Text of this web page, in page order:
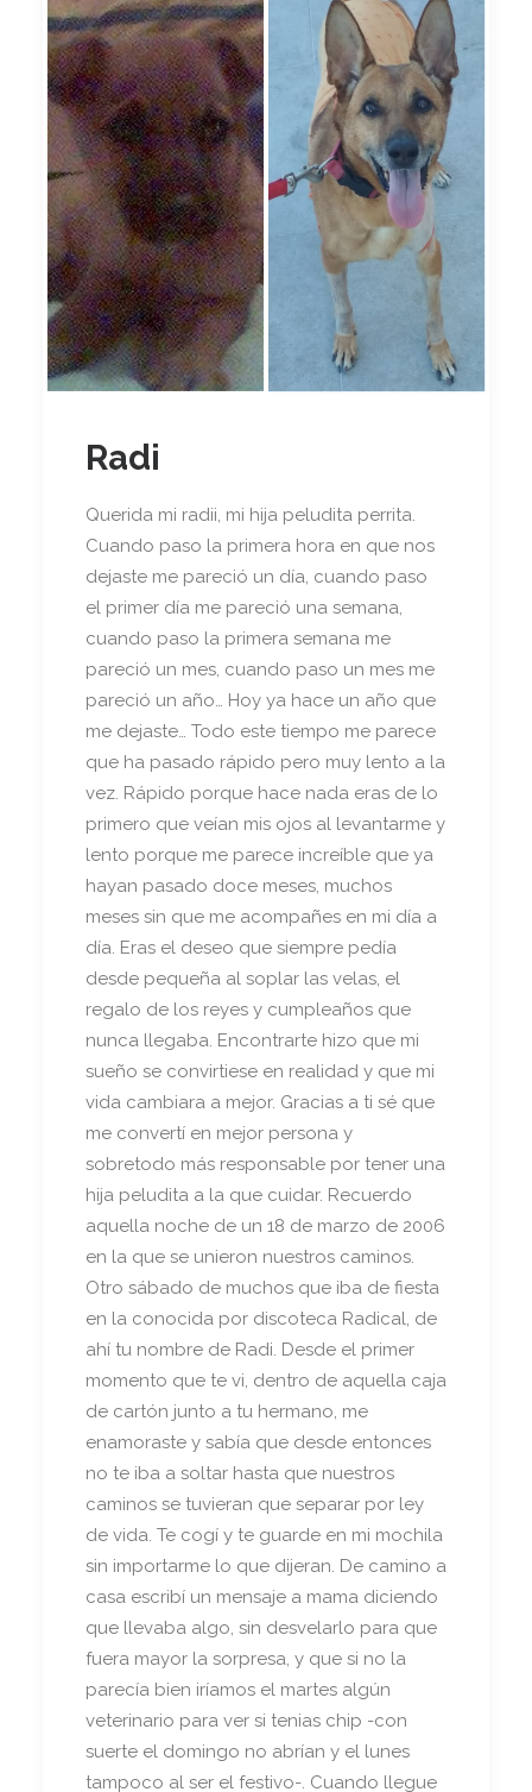
Radi
Querida mi radii, mi hija peludita perrita.
Cuando paso la primera hora en que nos
dejaste me pareció un día, cuando paso
el primer día me pareció una semana,
cuando paso la primera semana me
pareció un mes, cuando paso un mes me
pareció un año… Hoy ya hace un año que
me dejaste… Todo este tiempo me parece
que ha pasado rápido pero muy lento a la
vez. Rápido porque hace nada eras de lo
primero que veían mis ojos al levantarme y
lento porque me parece increíble que ya
hayan pasado doce meses, muchos
meses sin que me acompañes en mi día a
día. Eras el deseo que siempre pedía
desde pequeña al soplar las velas, el
regalo de los reyes y cumpleaños que
nunca llegaba. Encontrarte hizo que mi
sueño se convirtiese en realidad y que mi
vida cambiara a mejor. Gracias a ti sé que
me convertí en mejor persona y
sobretodo más responsable por tener una
hija peludita a la que cuidar. Recuerdo
aquella noche de un 18 de marzo de 2006
en la que se unieron nuestros caminos.
Otro sábado de muchos que iba de fiesta
en la conocida por discoteca Radical, de
ahí tu nombre de Radi. Desde el primer
momento que te vi, dentro de aquella caja
de cartón junto a tu hermano, me
enamoraste y sabía que desde entonces
no te iba a soltar hasta que nuestros
caminos se tuvieran que separar por ley
de vida. Te cogí y te guarde en mi mochila
sin importarme lo que dijeran. De camino a
casa escribí un mensaje a mama diciendo
que llevaba algo, sin desvelarlo para que
fuera mayor la sorpresa, y que si no la
parecía bien iríamos el martes algún
veterinario para ver si tenias chip -con
suerte el domingo no abrían y el lunes
tampoco al ser el festivo-. Cuando llegue